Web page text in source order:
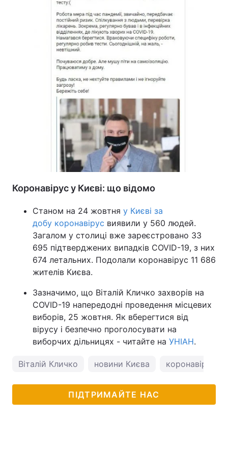
Коронавірус у Києві: що відомо
Станом на 24 жовтня у Києві за
добу коронавірус виявили у 560 людей.
Загалом у столиці вже зареєстровано 33
695 підтверджених випадків COVID-19, з них
674 летальних. Подолали коронавірус 11 686
жителів Києва.
Зазначимо, що Віталій Кличко захворів на
COVID-19 напередодні проведення місцевих
виборів, 25 жовтня. Як вберегтися від
вірусу і безпечно проголосувати на
виборчих дільницях - читайте на УНІАН.
Віталій Кличко новини Києва коронавірус в
ПІДТРИМАЙТЕ НАС